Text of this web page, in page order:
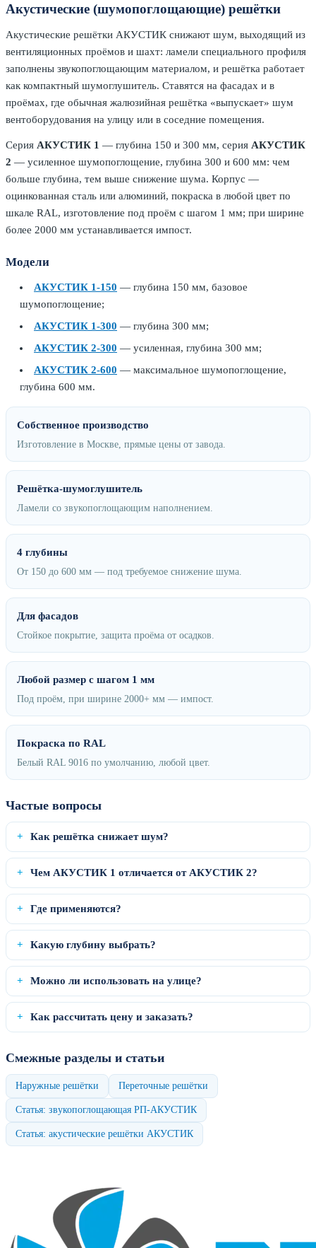
Акустические (шумопоглощающие) решётки
Акустические решётки АКУСТИК снижают шум, выходящий из
вентиляционных проёмов и шахт: ламели специального профиля
заполнены звукопоглощающим материалом, и решётка работает
как компактный шумоглушитель. Ставятся на фасадах и в
проёмах, где обычная жалюзийная решётка «выпускает» шум
вентоборудования на улицу или в соседние помещения.
Серия АКУСТИК 1 — глубина 150 и 300 мм, серия АКУСТИК
2 — усиленное шумопоглощение, глубина 300 и 600 мм: чем
больше глубина, тем выше снижение шума. Корпус —
оцинкованная сталь или алюминий, покраска в любой цвет по
шкале RAL, изготовление под проём с шагом 1 мм; при ширине
более 2000 мм устанавливается импост.
Модели
АКУСТИК 1‑150 — глубина 150 мм, базовое
шумопоглощение;
АКУСТИК 1‑300 — глубина 300 мм;
АКУСТИК 2‑300 — усиленная, глубина 300 мм;
АКУСТИК 2‑600 — максимальное шумопоглощение,
глубина 600 мм.
Собственное производство
Изготовление в Москве, прямые цены от завода.
Решётка-шумоглушитель
Ламели со звукопоглощающим наполнением.
4 глубины
От 150 до 600 мм — под требуемое снижение шума.
Для фасадов
Стойкое покрытие, защита проёма от осадков.
Любой размер с шагом 1 мм
Под проём, при ширине 2000+ мм — импост.
Покраска по RAL
Белый RAL 9016 по умолчанию, любой цвет.
Частые вопросы
Как решётка снижает шум?
Чем АКУСТИК 1 отличается от АКУСТИК 2?
Где применяются?
Какую глубину выбрать?
Можно ли использовать на улице?
Как рассчитать цену и заказать?
Смежные разделы и статьи
Наружные решётки Переточные решётки
Статья: звукопоглощающая РП‑АКУСТИК
Статья: акустические решётки АКУСТИК